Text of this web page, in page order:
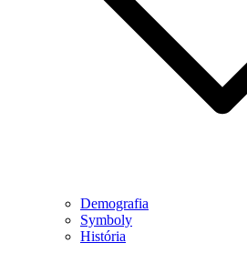
Demografia
Symboly
História